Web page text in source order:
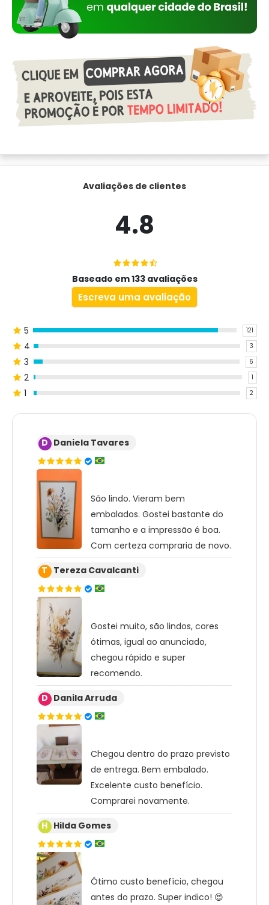
Avaliações de clientes
4.8
Baseado em 133 avaliações
Escreva uma avaliação
5 121
4 3
3 6
2 1
1 2
D Daniela Tavares
São lindo. Vieram bem
embalados. Gostei bastante do
tamanho e a impressão é boa.
Com certeza compraria de novo.
T Tereza Cavalcanti
Gostei muito, são lindos, cores
ótimas, igual ao anunciado,
chegou rápido e super
recomendo.
D Danila Arruda
Chegou dentro do prazo previsto
de entrega. Bem embalado.
Excelente custo benefício.
Comprarei novamente.
H Hilda Gomes
Ótimo custo benefício, chegou
antes do prazo. Super indico! 😍